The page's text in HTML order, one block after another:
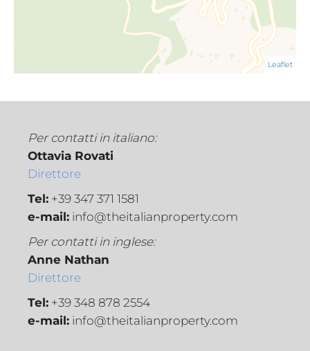
Leaflet
Per contatti in italiano:
Ottavia Rovati
Direttore
Tel: +39 347 371 1581
e-mail: info@theitalianproperty.com
Per contatti in inglese:
Anne Nathan
Direttore
Tel: +39 348 878 2554
e-mail: info@theitalianproperty.com